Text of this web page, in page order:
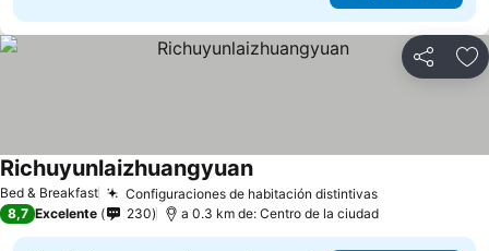
Compartir
Bed & Breakfast Configuraciones de habitación distintivasVer precios
RichuyunlaizhuangyuanVer precios
8,7 Excelente 230 a 0.3 km de: Centro de la ciudad